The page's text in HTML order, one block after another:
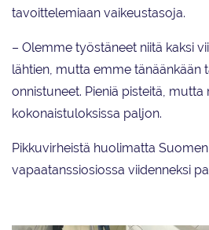
tavoittelemiaan vaikeustasoja.
– Olemme työstäneet niitä kaksi
lähtien, mutta emme tänäänkään
onnistuneet. Pieniä pisteitä, mutta
kokonaistuloksissa paljon.
Pikkuvirheistä huolimatta
vapaatanssiosiossa viidenneksi